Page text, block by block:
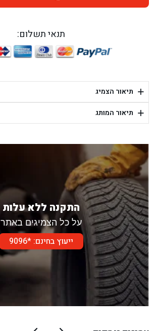
בן גל - היובלים 26, הוד השרון - הוד השרון
בן גל - יפת 88, תל אביב יפו - תל אביב
בן גל - דור אלון הר טוב - בית שמש
תנאי תשלום:
+ תיאור הצמיג
+ תיאור המותג
התקנה ללא עלות
על כל הצמיגים באתר
ייעוץ בחינם: *9096